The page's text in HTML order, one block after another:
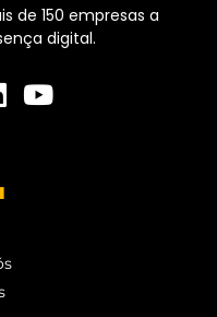
de 150 empresas a
digital.